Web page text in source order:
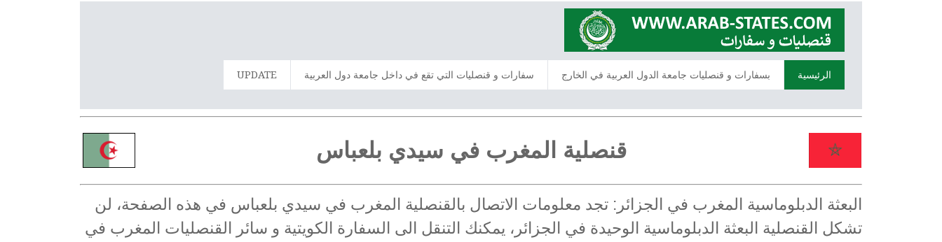
الرئيسية بسفارات و قنصليات جامعة الدول العربية في الخارج سفارات و قنصليات التي تقع في داخل جامعة دول العربية UPDATE
قنصلية المغرب في سيدي بلعباس
البعثة الدبلوماسية المغرب في الجزائر: تجد معلومات الاتصال بالقنصلية المغرب في سيدي بلعباس في هذه الصفحة، لن
تشكل القنصلية البعثة الدبلوماسية الوحيدة في الجزائر، يمكنك التنقل الى السفارة الكويتية و سائر القنصليات المغرب في